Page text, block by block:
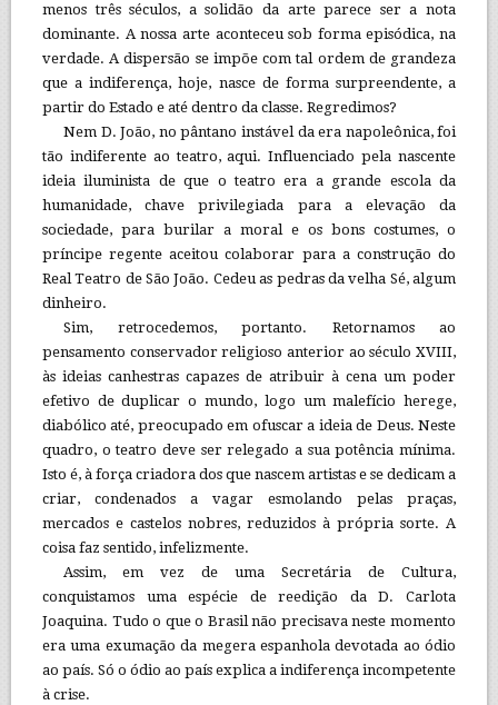
menos três séculos, a solidão da arte parece ser a nota
dominante. A nossa arte aconteceu sob forma episódica, na
verdade. A dispersão se impõe com tal ordem de grandeza
que a indiferença, hoje, nasce de forma surpreendente, a
partir do Estado e até dentro da classe. Regredimos?
Nem D. João, no pântano instável da era napoleônica, foi
tão indiferente ao teatro, aqui. Influenciado pela nascente
ideia iluminista de que o teatro era a grande escola da
humanidade, chave privilegiada para a elevação da
sociedade, para burilar a moral e os bons costumes, o
príncipe regente aceitou colaborar para a construção do
Real Teatro de São João. Cedeu as pedras da velha Sé, algum
dinheiro.
Sim, retrocedemos, portanto. Retornamos ao
pensamento conservador religioso anterior ao século XVIII,
às ideias canhestras capazes de atribuir à cena um poder
efetivo de duplicar o mundo, logo um malefício herege,
diabólico até, preocupado em ofuscar a ideia de Deus. Neste
quadro, o teatro deve ser relegado a sua potência mínima.
Isto é, à força criadora dos que nascem artistas e se dedicam a
criar, condenados a vagar esmolando pelas praças,
mercados e castelos nobres, reduzidos à própria sorte. A
coisa faz sentido, infelizmente.
Assim, em vez de uma Secretária de Cultura,
conquistamos uma espécie de reedição da D. Carlota
Joaquina. Tudo o que o Brasil não precisava neste momento
era uma exumação da megera espanhola devotada ao ódio
ao país. Só o ódio ao país explica a indiferença incompetente
à crise.